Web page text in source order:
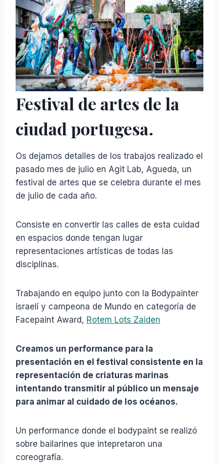
Festival de artes de la
ciudad portugesa.
Os dejamos detalles de los trabajos realizado el
pasado mes de julio en Agit Lab, Agueda, un
festival de artes que se celebra durante el mes
de julio de cada año.
Consiste en convertir las calles de esta cuidad
en espacios donde tengan lugar
representaciones artísticas de todas las
disciplinas.
Trabajando en equipo junto con la Bodypainter
israelí y campeona de Mundo en categoría de
Facepaint Award, Rotem Lots Zaiden
Creamos un performance para la
presentación en el festival consistente en la
representación de criaturas marinas
intentando transmitir al público un mensaje
para animar al cuidado de los océanos.
Un performance donde el bodypaint se realizó
sobre bailarines que intepretaron una
coreografía.